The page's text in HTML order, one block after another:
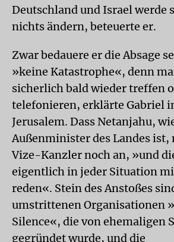
Deutschland und Israel werde
nichts ändern, beteuerte er.
Zwar bedauere er die Absage
»keine Katastrophe«, denn
sicherlich bald wieder treffen
telefonieren, erklärte Gabriel
Jerusalem. Dass Netanjahu,
Außenminister des Landes ist,
Vize-Kanzler noch an, »und
eigentlich in jeder Situation
reden«. Stein des Anstoßes
umstrittenen Organisationen
Silence«, die von ehemaligen
gegründet wurde, und die